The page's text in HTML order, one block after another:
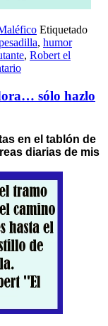
Etiquetado
, humor
, Robert el
sólo hazlo
en el tablón de
diarias de mis